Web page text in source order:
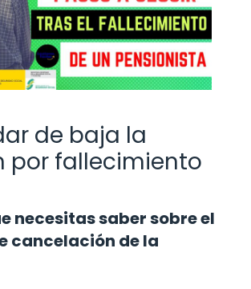
de baja la
por fallecimiento
necesitas saber sobre el
cancelación de la